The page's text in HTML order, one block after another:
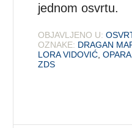
jednom osvrtu.
OBJAVLJENO U:
OZNAKE: DRAGAN
LORA VIDOVIĆ ,OPARA
ZDS